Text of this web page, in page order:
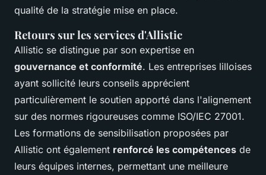
qualité de la stratégie mise en place.
Retours sur les services d'Allistic
Allistic se distingue par son expertise en
gouvernance et conformité. Les entreprises lilloises
ayant sollicité leurs conseils apprécient
particulièrement le soutien apporté dans l'alignement
sur des normes rigoureuses comme ISO/IEC 27001.
Les formations de sensibilisation proposées par
Allistic ont également renforcé les compétences de
leurs équipes internes, permettant une meilleure